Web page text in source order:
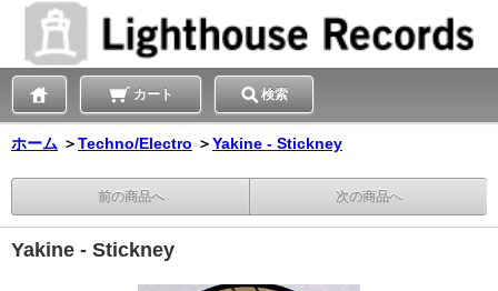
カート 検索
ホーム ＞Techno/Electro ＞Yakine - Stickney
前の商品へ 次の商品へ
Yakine - Stickney